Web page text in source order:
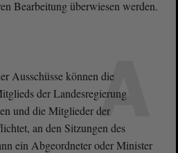
Bearbeitung überwiesen werden.
A
Ausschüsse können die
der Landesregierung
und die Mitglieder der
an den Sitzungen des
ein Abgeordneter oder Minister